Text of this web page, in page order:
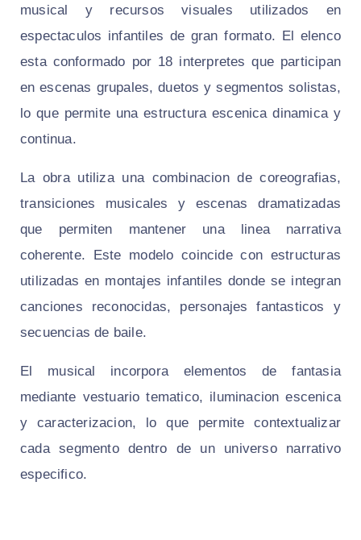
musical y recursos visuales utilizados en
espectaculos infantiles de gran formato. El elenco
esta conformado por 18 interpretes que participan
en escenas grupales, duetos y segmentos solistas,
lo que permite una estructura escenica dinamica y
continua.
La obra utiliza una combinacion de coreografias,
transiciones musicales y escenas dramatizadas
que permiten mantener una linea narrativa
coherente. Este modelo coincide con estructuras
utilizadas en montajes infantiles donde se integran
canciones reconocidas, personajes fantasticos y
secuencias de baile.
El musical incorpora elementos de fantasia
mediante vestuario tematico, iluminacion escenica
y caracterizacion, lo que permite contextualizar
cada segmento dentro de un universo narrativo
especifico.